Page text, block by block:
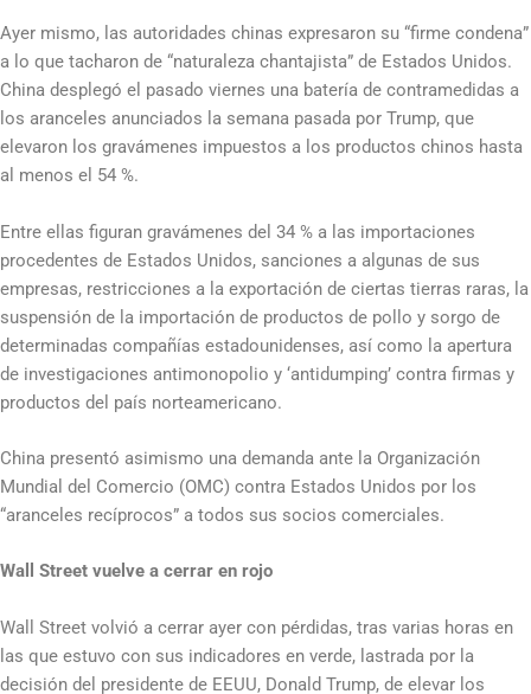
Ayer mismo, las autoridades chinas expresaron su “firme condena”
a lo que tacharon de “naturaleza chantajista” de Estados Unidos.
China desplegó el pasado viernes una batería de contramedidas a
los aranceles anunciados la semana pasada por Trump, que
elevaron los gravámenes impuestos a los productos chinos hasta
al menos el 54 %.
Entre ellas figuran gravámenes del 34 % a las importaciones
procedentes de Estados Unidos, sanciones a algunas de sus
empresas, restricciones a la exportación de ciertas tierras raras, la
suspensión de la importación de productos de pollo y sorgo de
determinadas compañías estadounidenses, así como la apertura
de investigaciones antimonopolio y ‘antidumping’ contra firmas y
productos del país norteamericano.
China presentó asimismo una demanda ante la Organización
Mundial del Comercio (OMC) contra Estados Unidos por los
“aranceles recíprocos” a todos sus socios comerciales.
Wall Street vuelve a cerrar en rojo
Wall Street volvió a cerrar ayer con pérdidas, tras varias horas en
las que estuvo con sus indicadores en verde, lastrada por la
decisión del presidente de EEUU, Donald Trump, de elevar los